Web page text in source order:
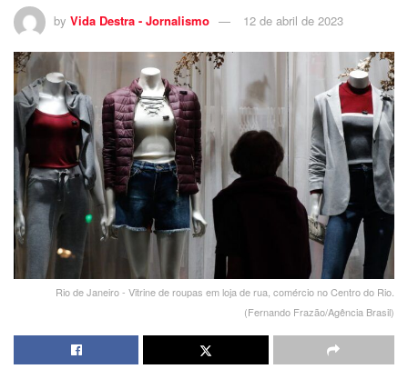
by Vida Destra - Jornalismo 12 de abril de 2023
Rio de Janeiro - Vitrine de roupas em loja de rua, comércio no Centro do Rio.
(Fernando Frazão/Agência Brasil)